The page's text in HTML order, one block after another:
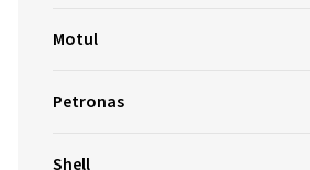
Motul
Petronas
Shell